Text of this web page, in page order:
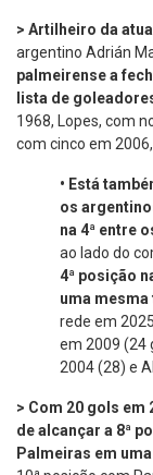
> Artilheiro da
argentino Adrián
palmeirense a
lista de
1968, Lopes, com
com cinco em
• Está
os
na 4ª entre
ao lado do
4ª posição
uma
rede em
em 2009 (24
2004 (28) e
> Com 20 gols em
de alcançar a 8ª
Palmeiras em